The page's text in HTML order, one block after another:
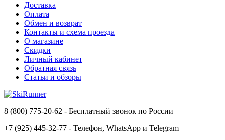
Доставка
Оплата
Обмен и возврат
Контакты и схема проезда
О магазине
Скидки
Личный кабинет
Обратная связь
Статьи и обзоры
8 (800) 775-20-62 - Бесплатный звонок по России
+7 (925) 445-32-77 - Телефон, WhatsApp и Telegram